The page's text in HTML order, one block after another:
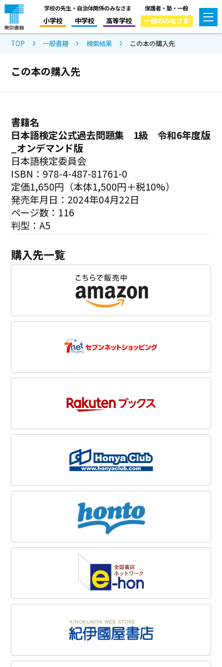
学校の先生・自治体関係のみなさま
小学校 中学校 高等学校
保護者・塾・一般
一般のみなさま
TOP 一般書籍 検索結果 この本の購入先
この本の購入先
書籍名
日本語検定公式過去問題集 1級 令和6年度版
_オンデマンド版
日本語検定委員会
ISBN：978-4-487-81761-0
定価1,650円（本体1,500円＋税10%）
発売年月日：2024年04月22日
ページ数：116
判型：A5
購入先一覧